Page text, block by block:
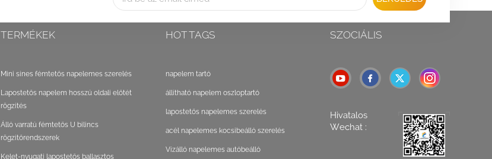
TERMÉKEK
Mini sínes fémtetős napelemes szerelés
Lapostetős napelem hosszú oldali előtét
rögzítés
Álló varratú fémtetős U bilincs
rögzítőrendszerek
Kelet-nyugati lapostetős ballasztos
HOT TAGS
napelem tartó
állítható napelem oszloptartó
lapostetős napelemes szerelés
acél napelemes kocsibeálló szerelés
Vízálló napelemes autóbeálló
SZOCIÁLIS
Hivatalos
Wechat :